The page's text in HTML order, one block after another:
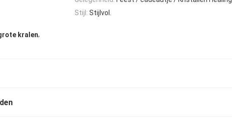
Stijl: Stijlvol.
kralen,